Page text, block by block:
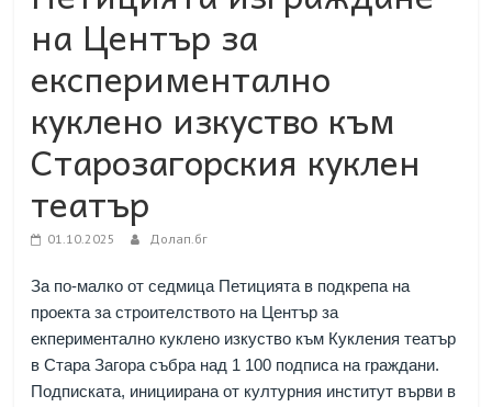
на Център за
експериментално
куклено изкуство към
Старозагорския куклен
театър
01.10.2025 Долап.бг
За по-малко от седмица Петицията в подкрепа на
проекта за строителството на Център за
екпериментално куклено изкуство към Кукления театър
в Стара Загора събра над 1 100 подписа на граждани.
Подписката, инициирана от културния институт върви в